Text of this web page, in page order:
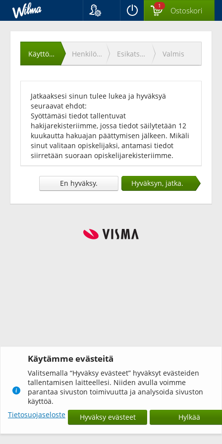
Svenska
English
1 Ostoskori
Käyttöehtojen
hyväksyminen
Käyttöehdot Henkilötiedot Esikatselu Valmis
Jatkaaksesi sinun tulee lukea ja hyväksyä
seuraavat ehdot:
Syöttämäsi tiedot tallentuvat
hakijarekisteriimme, jossa tiedot säilytetään 12
kuukautta hakuajan päättymisen jälkeen. Mikäli
sinut valitaan opiskelijaksi, antamasi tiedot
siirretään suoraan opiskelijarekisteriimme.
En hyväksy. Hyväksyn, jatka.
Käytämme evästeitä
Valitsemalla “Hyväksy evästeet” hyväksyt evästeiden
tallentamisen laitteellesi. Niiden avulla voimme
parantaa sivuston toimivuutta ja analysoida sivuston
käyttöä.
Tietosuojaseloste
Hyväksy evästeet Hylkää